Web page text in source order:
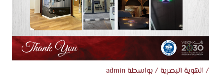
/ الهوية البصرية / بواسطة admin